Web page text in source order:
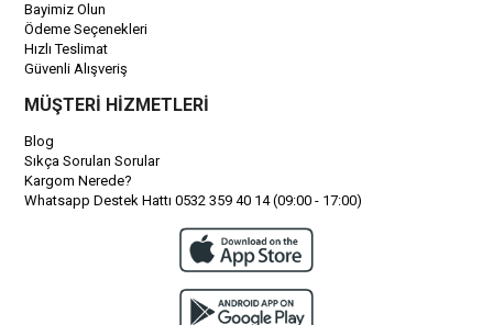
Bayimiz Olun
Ödeme Seçenekleri
Hızlı Teslimat
Güvenli Alışveriş
MÜŞTERİ HİZMETLERİ
Blog
Sıkça Sorulan Sorular
Kargom Nerede?
Whatsapp Destek Hattı 0532 359 40 14 (09:00 - 17:00)